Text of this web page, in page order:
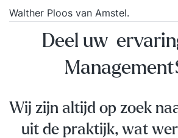
inschrijving als incompany
Incompanyprijzen op aanvraag
de Rijmfabriek, niet via Springest.
Walther Ploos van Amstel.
Deel uw
Wij zijn altijd op zoek
uit de praktijk, wat